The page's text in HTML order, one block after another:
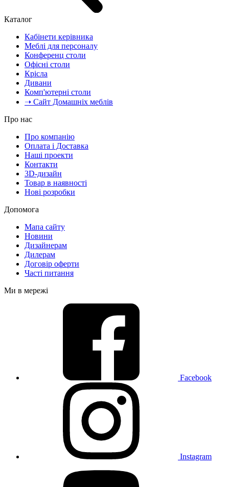
Каталог
Кабінети керівника
Меблі для персоналу
Конференц столи
Офісні столи
Крісла
Дивани
Комп'ютерні столи
➝ Сайт Домашніх меблів
Про нас
Про компанію
Оплата і Доставка
Наші проекти
Контакти
3D-дизайн
Товар в наявності
Нові розробки
Допомога
Мапа сайту
Новини
Дизайнерам
Дилерам
Договір оферти
Часті питання
Ми в мережі
Facebook
Instagram